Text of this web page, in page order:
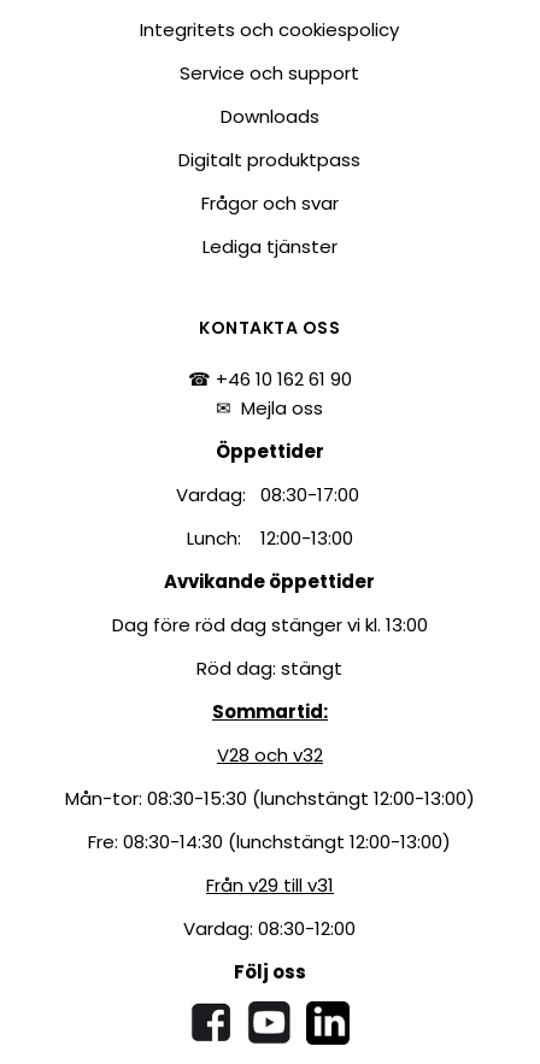
Integritets och cookiespolicy
Service och support
Downloads
Digitalt produktpass
Frågor och svar
Lediga tjänster
KONTAKTA OSS
☎ +46 10 162 61 90
✉Mejla oss
Öppettider
Vardag: 08:30-17:00
Lunch: 12:00-13:00
Avvikande öppettider
Dag före röd dag stänger vi kl. 13:00
Röd dag: stängt
Sommartid:
V28 och v32
Mån-tor: 08:30-15:30 (lunchstängt 12:00-13:00)
Fre: 08:30-14:30 (lunchstängt 12:00-13:00)
Från v29 till v31
Vardag: 08:30-12:00
Följ oss